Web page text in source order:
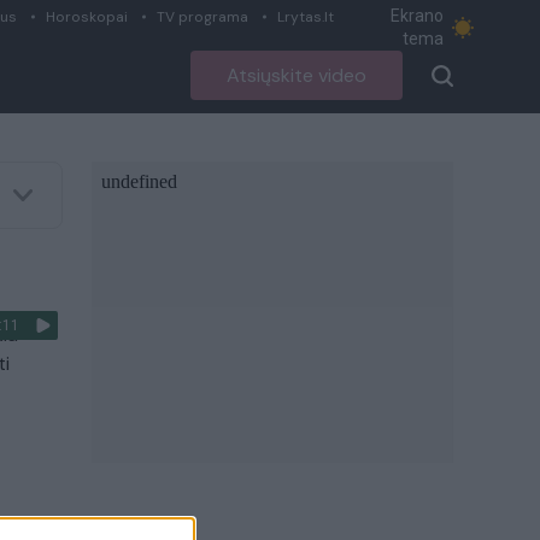
Horoskopai TV programa Lrytas.lt
Ekrano
tema
Atsiųskite video